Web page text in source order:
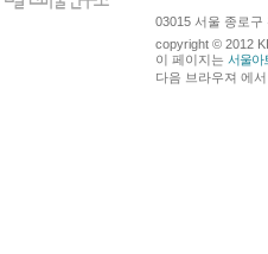
03015 서울 종로구
copyright © 2012
이 페이지는 서울아
다음 브라우져 에